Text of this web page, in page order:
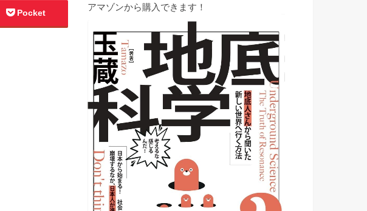
Pocket
アマゾンから購入できます！